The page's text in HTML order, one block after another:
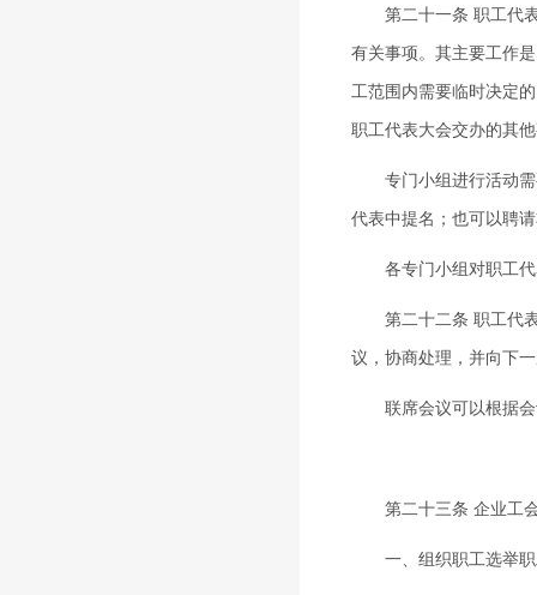
第二十一条 职工代表
有关事项。其主要工作
工范围内需要临时决定
职工代表大会交办的其
专门小组进行活动需
代表中提名；也可以聘
各专门小组对职工代
第二十二条 职工代表
议，协商处理，并向下
联席会议可以根据会
第二十三条 企业工会
一、组织职工选举职